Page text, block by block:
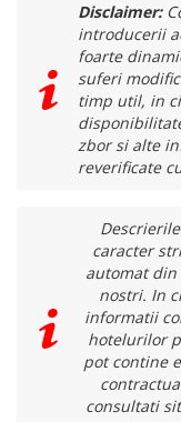
Disclaimer:
introducerii
foarte
suferi
timp util, in
zbor si alte
reverificate
caracter
automat
nostri. In
informatii
hotelurilor
pot contine
consultati